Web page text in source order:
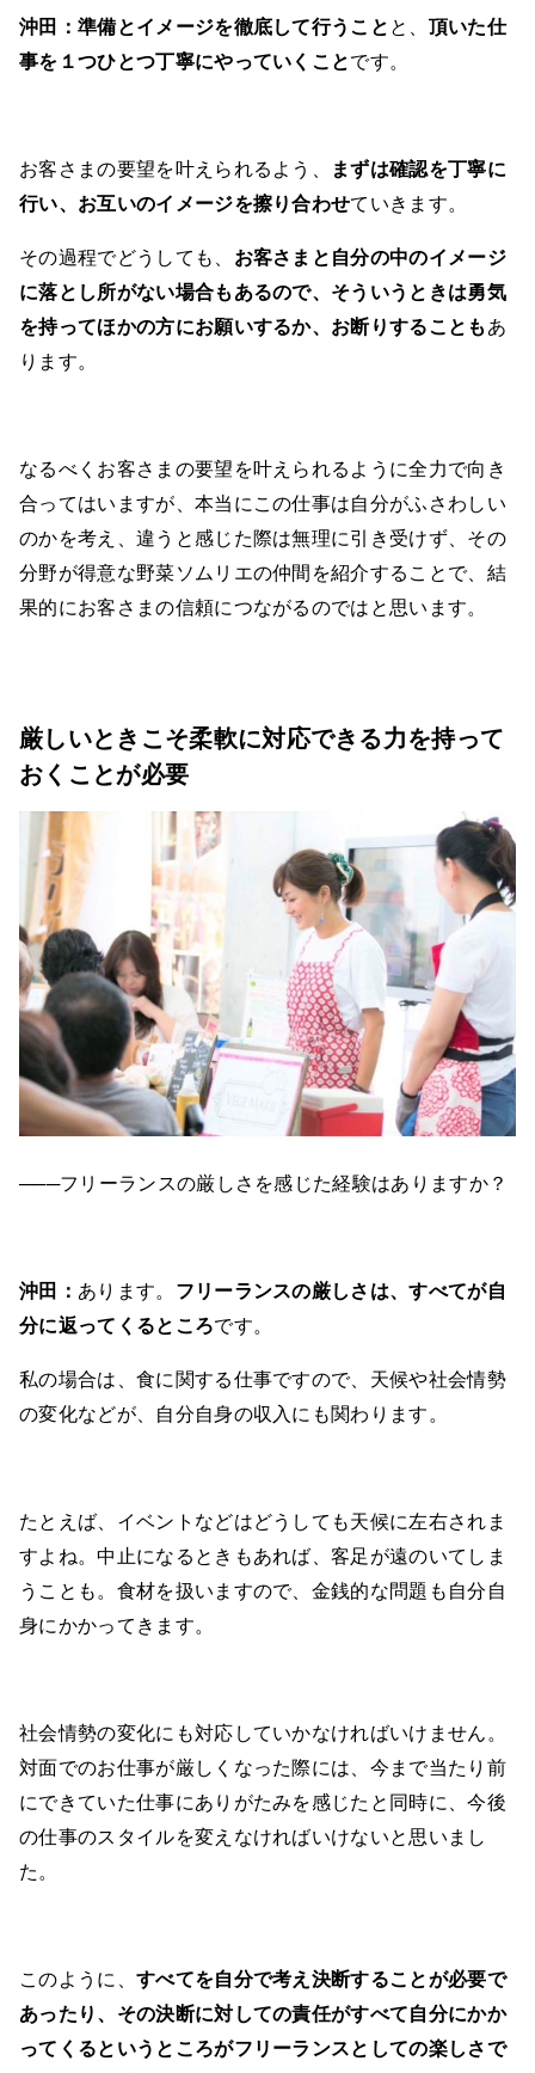
沖田： 準備とイメージを徹底して行うこと と、 頂いた仕
事を１つひとつ丁寧にやっていくことです。
お客さまの要望を叶えられるよう、
まずは確認を丁寧に
行い、お互いのイメージを擦り合わせていきます。
その過程でどうしても、 お客さまと自分の中のイメージ
に落とし所がない場合もあるので、そういうときは勇気
を持ってほかの方にお願いするか、お断りすることも あ
ります。
なるべくお客さまの要望を叶えられるように全力で向き
合ってはいますが、本当にこの仕事は自分がふさわしい
のかを考え、違うと感じた際は無理に引き受けず、その
分野が得意な野菜ソムリエの仲間を紹介することで、結
果的にお客さまの信頼につながるのではと思います。
厳しいときこそ柔軟に対応できる力を持って
おくことが必要
───フリーランスの厳しさを感じた経験はありますか？
沖田： あります。 フリーランスの厳しさは、すべてが自
分に返ってくるところです。
私の場合は、食に関する仕事ですので、天候や社会情勢
の変化などが、自分自身の収入にも関わります。
たとえば、イベントなどはどうしても天候に左右されま
すよね。中止になるときもあれば、客足が遠のいてしま
うことも。食材を扱いますので、金銭的な問題も自分自
身にかかってきます。
社会情勢の変化にも対応していかなければいけません。
対面でのお仕事が厳しくなった際には、今まで当たり前
にできていた仕事にありがたみを感じたと同時に、今後
の仕事のスタイルを変えなければいけないと思いまし
た。
このように、 すべてを自分で考え決断することが必要で
あったり、その決断に対しての責任がすべて自分にかか
ってくるというところがフリーランスとしての楽しさで